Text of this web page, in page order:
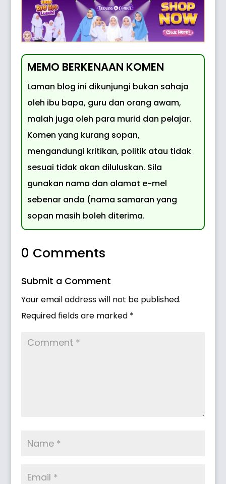
MEMO BERKENAAN KOMEN
Laman blog ini dikunjungi bukan sahaja
oleh ibu bapa, guru dan orang awam,
malah juga oleh para murid dan pelajar.
Komen yang kurang sopan,
mengandungi kritikan, politik atau tidak
sesuai tidak akan diluluskan. Sila
gunakan nama dan alamat e-mel
sebenar anda (nama samaran yang
sopan masih boleh diterima.
0 Comments
Submit a Comment
Your email address will not be published.
Required fields are marked *